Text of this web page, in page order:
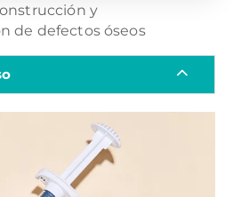
y
de defectos óseos